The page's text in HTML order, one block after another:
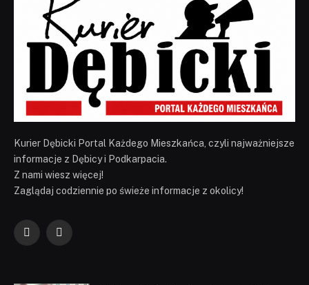
Kurier Dębicki Portal Każdego Mieszkańca, czyli najważniejsze
informacje z Dębicy i Podkarpacia.
Z nami wiesz więcej!
Zaglądaj codziennie po świeże informacje z okolicy!
FacebookYouTube